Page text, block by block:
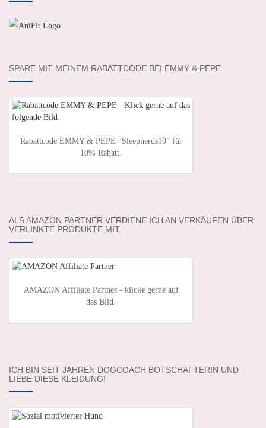
SPARE MIT MEINEM RABATTCODE BEI EMMY & PEPE
Rabattcode EMMY & PEPE "Sleepherds10" für
10% Rabatt.
ALS AMAZON PARTNER VERDIENE ICH AN VERKÄUFEN ÜBER
VERLINKTE PRODUKTE MIT.
AMAZON Affiliate Partner - klicke gerne auf
das Bild.
ICH BIN SEIT JAHREN DOGCOACH BOTSCHAFTERIN UND
LIEBE DIESE KLEIDUNG!